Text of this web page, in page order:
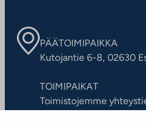
PÄÄTOIMIPAIKKA
Kutojantie 6-8, 02630
TOIMIPAIKAT
Toimistojemme